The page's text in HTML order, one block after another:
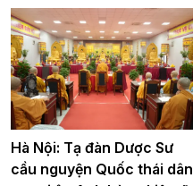
Hà Nội: Tạ đàn Dược Sư
cầu nguyện Quốc thái dân